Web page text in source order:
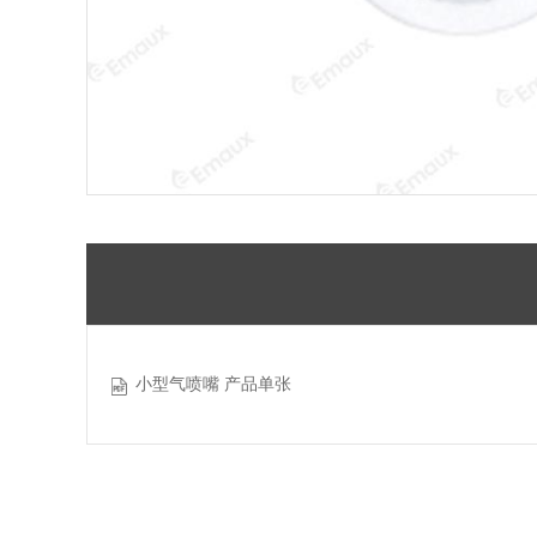
小型气喷嘴 产品单张